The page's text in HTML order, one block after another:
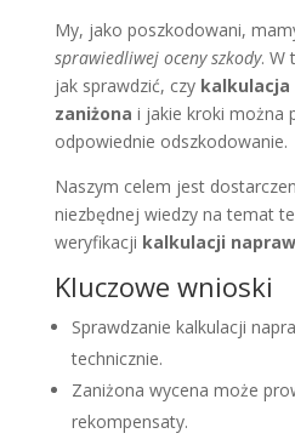
My, jako poszkodowani,
sprawiedliwej oceny szkody. W
jak sprawdzić, czy kalkulacja
zaniżona i jakie kroki można
odpowiednie odszkodowanie.
Naszym celem jest
niezbędnej wiedzy na temat
weryfikacji kalkulacji
Kluczowe wnioski
Sprawdzanie kalkulacji
technicznie.
Zaniżona wycena może
rekompensaty.